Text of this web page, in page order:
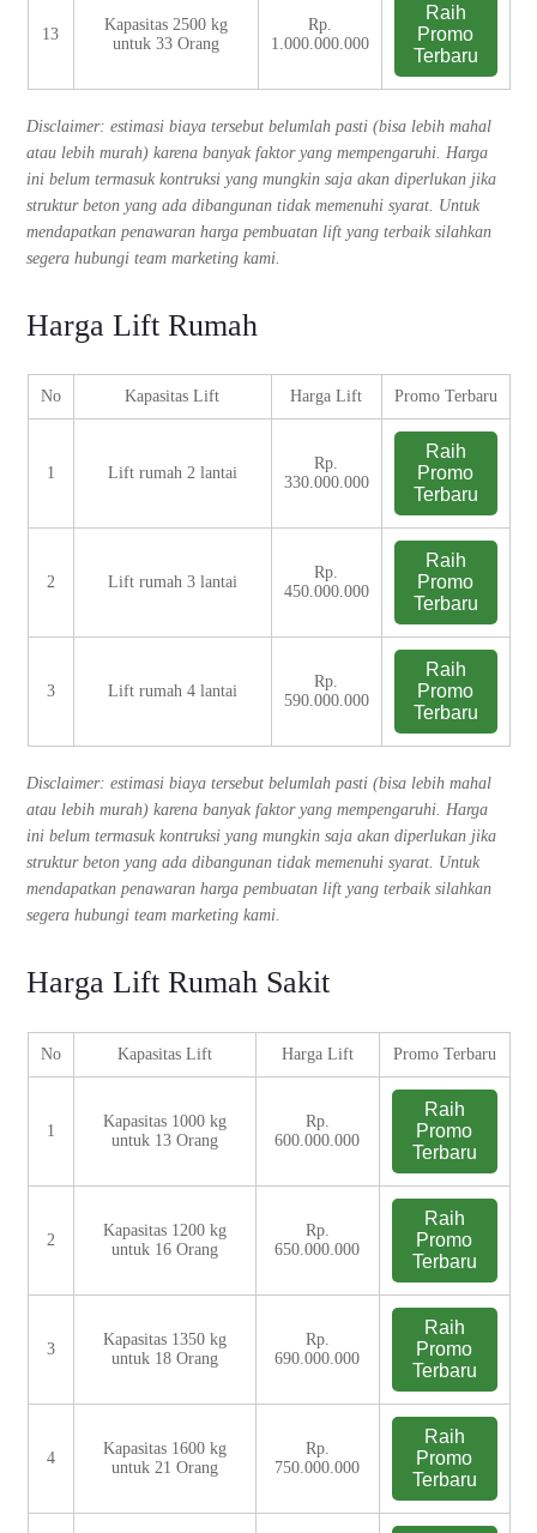
13
Kapasitas 2500 kg
untuk 33 Orang
Rp.
1.000.000.000
Raih
Promo
Terbaru
Disclaimer: estimasi biaya tersebut belumlah pasti (bisa lebih mahal
atau lebih murah) karena banyak faktor yang mempengaruhi. Harga
ini belum termasuk kontruksi yang mungkin saja akan diperlukan jika
struktur beton yang ada dibangunan tidak memenuhi syarat. Untuk
mendapatkan penawaran harga pembuatan lift yang terbaik silahkan
segera hubungi team marketing kami.
Harga Lift Rumah
No Kapasitas Lift Harga Lift Promo Terbaru
1 Lift rumah 2 lantai
Rp.
330.000.000
Raih
Promo
Terbaru
2 Lift rumah 3 lantai
Rp.
450.000.000
Raih
Promo
Terbaru
3 Lift rumah 4 lantai
Rp.
590.000.000
Raih
Promo
Terbaru
Disclaimer: estimasi biaya tersebut belumlah pasti (bisa lebih mahal
atau lebih murah) karena banyak faktor yang mempengaruhi. Harga
ini belum termasuk kontruksi yang mungkin saja akan diperlukan jika
struktur beton yang ada dibangunan tidak memenuhi syarat. Untuk
mendapatkan penawaran harga pembuatan lift yang terbaik silahkan
segera hubungi team marketing kami.
Harga Lift Rumah Sakit
No Kapasitas Lift Harga Lift Promo Terbaru
1
Kapasitas 1000 kg
untuk 13 Orang
Rp.
600.000.000
Raih
Promo
Terbaru
2
Kapasitas 1200 kg
untuk 16 Orang
Rp.
650.000.000
Raih
Promo
Terbaru
3
Kapasitas 1350 kg
untuk 18 Orang
Rp.
690.000.000
Raih
Promo
Terbaru
4
Kapasitas 1600 kg
untuk 21 Orang
Rp.
750.000.000
Raih
Promo
Terbaru